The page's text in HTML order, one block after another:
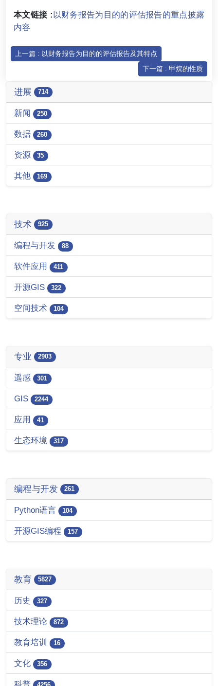
本文链接 :以财务报告为目的的评估报告的重点披露
内容
上一篇 : 以财务报告为目的的评估报告及其特点
下一篇 : 甲烷的性质
进展 714
新闻 250
数据 260
资源 35
其他 169
技术 925
编程与开发 88
软件应用 411
开源GIS 322
空间技术 104
专业 2903
遥感 301
GIS 2244
应用 41
生态环境 317
编程与开发 261
Python语言 104
开源GIS编程 157
教育 5827
历史 327
技术理论 872
教育培训 16
文化 356